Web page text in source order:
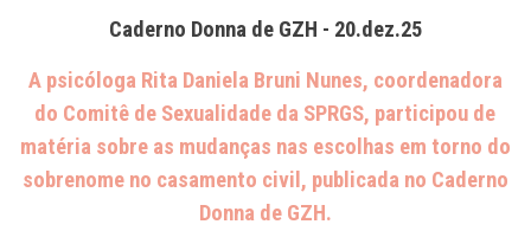
Caderno Donna de GZH - 20.dez.25
A psicóloga Rita Daniela Bruni Nunes, coordenadora
do Comitê de Sexualidade da SPRGS, participou de
matéria sobre as mudanças nas escolhas em torno do
sobrenome no casamento civil, publicada no Caderno
Donna de GZH.